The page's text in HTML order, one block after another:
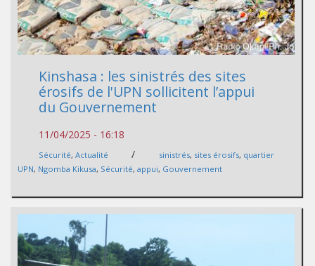
Kinshasa : les sinistrés des sites
érosifs de l'UPN sollicitent l’appui
du Gouvernement
11/04/2025 - 16:18
Sécurité, Actualité / sinistrés, sites érosifs, quartier
UPN, Ngomba Kikusa, Sécurité, appui, Gouvernement